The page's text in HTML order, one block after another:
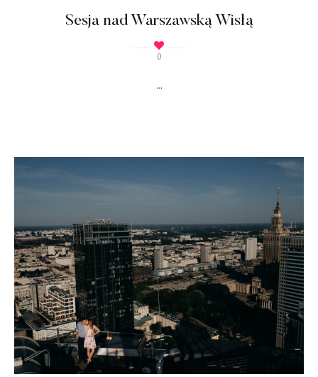
Sesja nad Warszawską Wisłą
0
...